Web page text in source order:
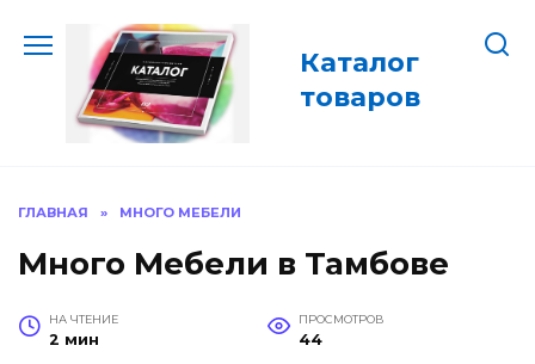
содержанию
Каталог
товаров
ГЛАВНАЯ » МНОГО МЕБЕЛИ
Много Мебели в Тамбове
НА ЧТЕНИЕ
2 мин
ПРОСМОТРОВ
44